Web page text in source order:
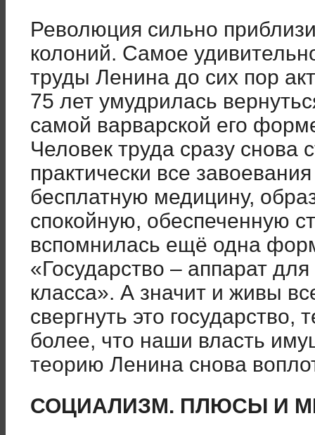
Революция сильно
колоний. Самое
труды Ленина до сих пор
75 лет умудрилась
самой варварской его
Человек труда сразу снова
практически все
бесплатную медицину,
спокойную, обеспеченную
вспомнилась ещё одна
«Государство – аппарат
класса». А значит и живы
свергнуть это государство,
более, что наши власть
теорию Ленина снова
СОЦИАЛИЗМ. ПЛЮСЫ И